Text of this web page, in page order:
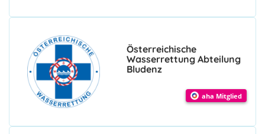
Österreichische
Wasserrettung Abteilung
Bludenz
aha Mitglied